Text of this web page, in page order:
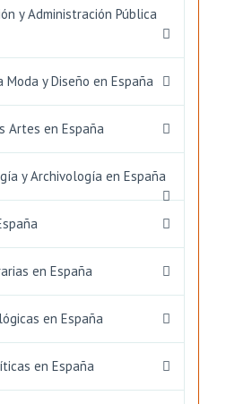
y Administración Pública
y Diseño en España
Artes en España
y Archivología en España
en España
en España
en España